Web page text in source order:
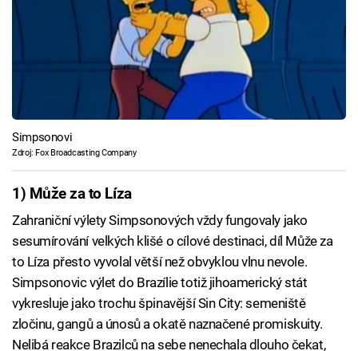
Simpsonovi
Zdroj: Fox Broadcasting Company
1) Může za to Líza
Zahraniční výlety Simpsonových vždy fungovaly jako
sesumírování velkých klišé o cílové destinaci, díl Může za
to Líza přesto vyvolal větší než obvyklou vlnu nevole.
Simpsonovic výlet do Brazílie totiž jihoamerický stát
vykresluje jako trochu špinavější Sin City: semeniště
zločinu, gangů a únosů a okatě naznačené promiskuity.
Nelibá reakce Brazilců na sebe nenechala dlouho čekat,